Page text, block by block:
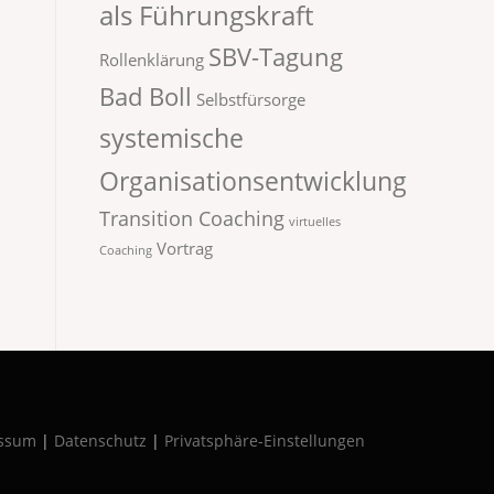
als Führungskraft
Rollenklärung SBV-Tagung
Bad Boll Selbstfürsorge
systemische
Organisationsentwicklung
Transition Coaching virtuelles
Coaching Vortrag
| Datenschutz | Privatsphäre-Einstellungen